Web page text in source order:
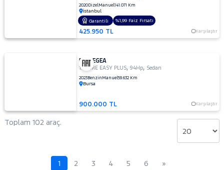
2020DizelManuel141.071 Km
İstanbul
425.950 TL Karşılaştır
Garantili %1,99 Faiz Fırsatı
FIAT EGEA
1.4 FIRE EASY PLUS,94Hp, Sedan
2023Benzin Manuel59.632 Km
Bursa
900.000 TL Karşılaştır
Toplam 102 araç.
1 2 3 4 5 6 »